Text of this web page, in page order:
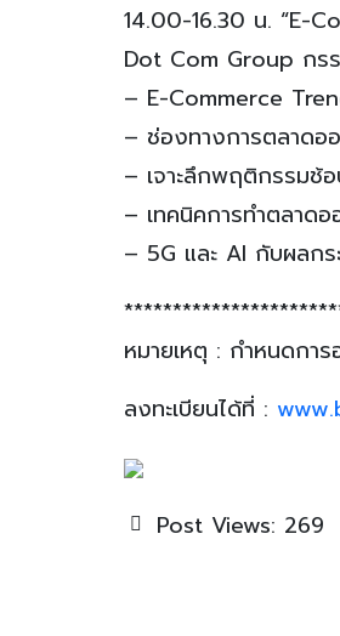
14.00-16.30 น. “E-
Dot Com Group กร
– E-Commerce
– ช่องทางการตลาดอ
– เจาะลึกพฤติกรรมช้
– เทคนิคการทำตลาดอ
– 5G และ AI กับผลก
หมายเหตุ : กำหนดการ
ลงทะเบียนได้ที่ :
Post Views: 269